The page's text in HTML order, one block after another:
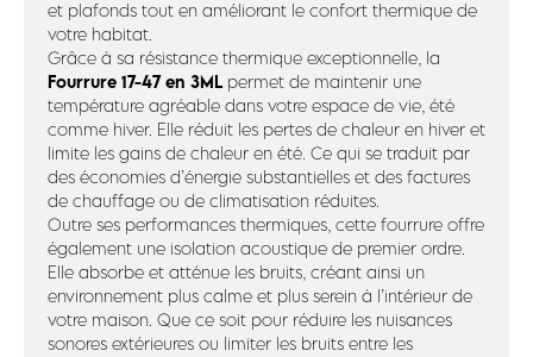
et plafonds tout en améliorant le confort thermique de
votre habitat.
Grâce à sa résistance thermique exceptionnelle, la
Fourrure 17-47 en 3ML permet de maintenir une
température agréable dans votre espace de vie, été
comme hiver. Elle réduit les pertes de chaleur en hiver et
limite les gains de chaleur en été. Ce qui se traduit par
des économies d’énergie substantielles et des factures
de chauffage ou de climatisation réduites.
Outre ses performances thermiques, cette fourrure offre
également une isolation acoustique de premier ordre.
Elle absorbe et atténue les bruits, créant ainsi un
environnement plus calme et plus serein à l’intérieur de
votre maison. Que ce soit pour réduire les nuisances
sonores extérieures ou limiter les bruits entre les